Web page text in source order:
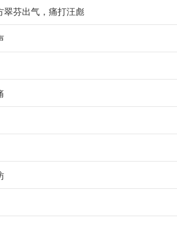
翠芬出气，痛打汪彪